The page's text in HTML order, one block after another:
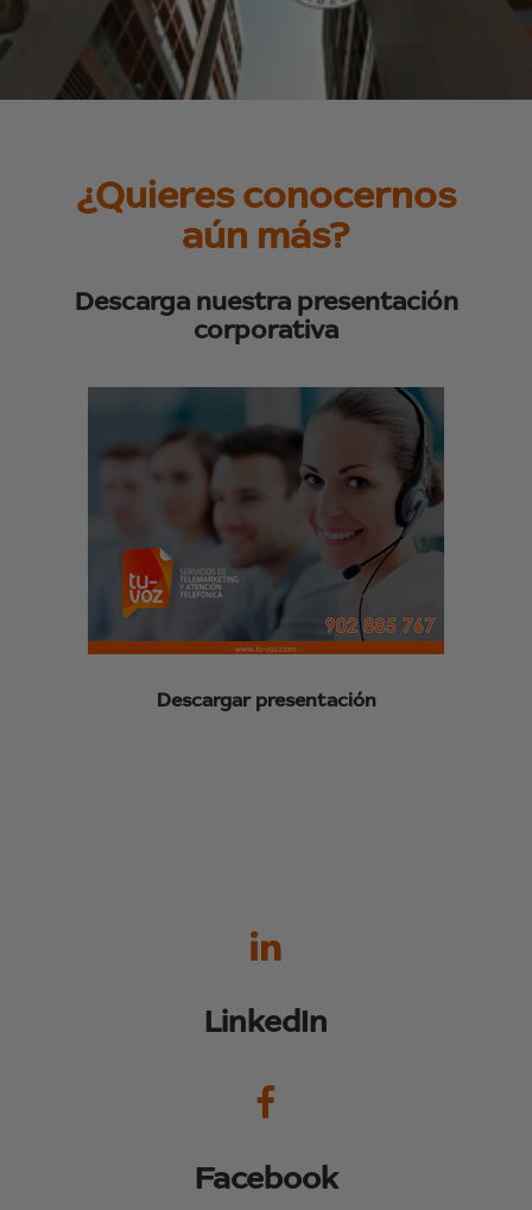
¿Quieres conocernos
aún más?
Descarga nuestra presentación
corporativa
Descargar presentación
LinkedIn
Facebook